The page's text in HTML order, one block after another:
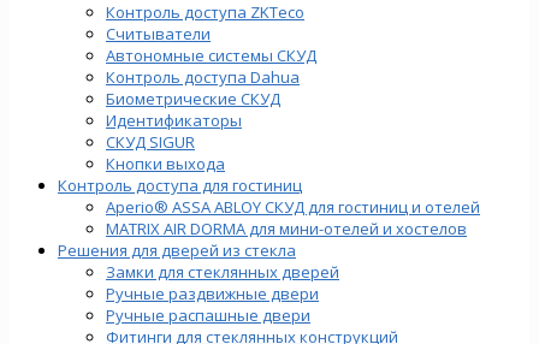
Контроль доступа ZKTeco
Считыватели
Автономные системы СКУД
Контроль доступа Dahua
Биометрические СКУД
Идентификаторы
СКУД SIGUR
Кнопки выхода
Контроль доступа для гостиниц
Aperio® ASSA ABLOY СКУД для гостиниц и отелей
MATRIX AIR DORMA для мини-отелей и хостелов
Решения для дверей из стекла
Замки для стеклянных дверей
Ручные раздвижные двери
Ручные распашные двери
Фитинги для стеклянных конструкций